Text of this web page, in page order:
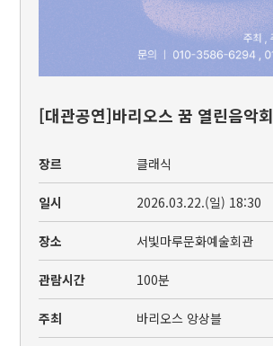
[대관공연]바리오스 꿈 열린음악회
장르 클래식
일시 2026.03.22.(일) 18:30
장소 서빛마루문화예술회관
관람시간 100분
주최 바리오스 앙상블